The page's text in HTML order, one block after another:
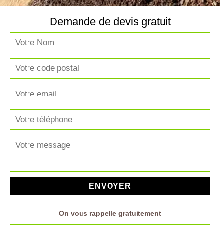
Demande de devis gratuit
On vous rappelle gratuitement